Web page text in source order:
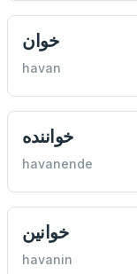
خوان
havan
خواننده
havanende
خوانين
havanin